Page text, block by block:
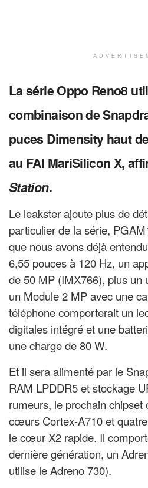
La série Oppo Reno8
combinaison de
puces Dimensity haut
au FAI MariSilicon X,
Station.
Le leakster ajoute plus de
particulier de la série,
que nous avons déjà
6,55 pouces à 120 Hz, un
de 50 MP (IMX766), plus un
un Module 2 MP avec une
téléphone comporterait un
digitales intégré et une
une charge de 80 W.
Et il sera alimenté par le
RAM LPDDR5 et stockage
rumeurs, le prochain
cœurs Cortex-A710 et
le cœur X2 rapide. Il
dernière génération, un
utilise le Adreno 730).